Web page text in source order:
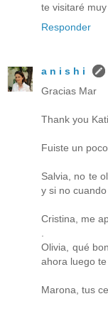
te visitaré
Responder
a n i s h i
Gracias Mar
Thank you
Fuiste un
Salvia, no te
y si no
Cristina, me
Olivia, qué
ahora luego
Marona, tus